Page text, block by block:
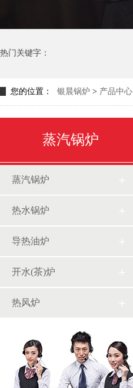
热门关键字：
您的位置： 银晨锅炉 > 产品中心
蒸汽锅炉
蒸汽锅炉
热水锅炉
导热油炉
开水(茶)炉
热风炉